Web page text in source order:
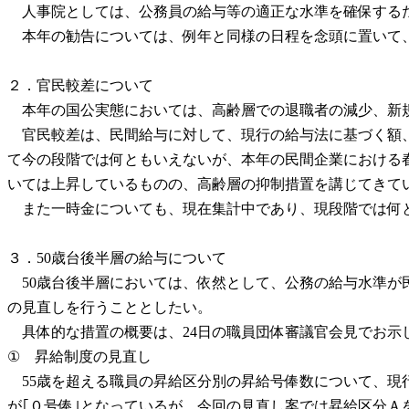
人事院としては、公務員の給与等の適正な水準を確保す
本年の勧告については、例年と同様の日程を念頭に置いて
２．官民較差について
本年の国公実態においては、高齢層での退職者の減少、
官民較差は、民間給与に対して、現行の給与法に基づく額
て今の段階では何ともいえないが、本年の民間企業におけ
いては上昇しているものの、高齢層の抑制措置を講じてき
また一時金についても、現在集計中であり、現段階では何
３．50歳台後半層の給与について
50歳台後半層においては、依然として、公務の給与水準
の見直しを行うこととしたい。
具体的な措置の概要は、24日の職員団体審議官会見でお示
① 昇給制度の見直し
55歳を超える職員の昇給区分別の昇給号俸数について、現
が｢０号俸｣となっているが、今回の見直し案では昇給区分